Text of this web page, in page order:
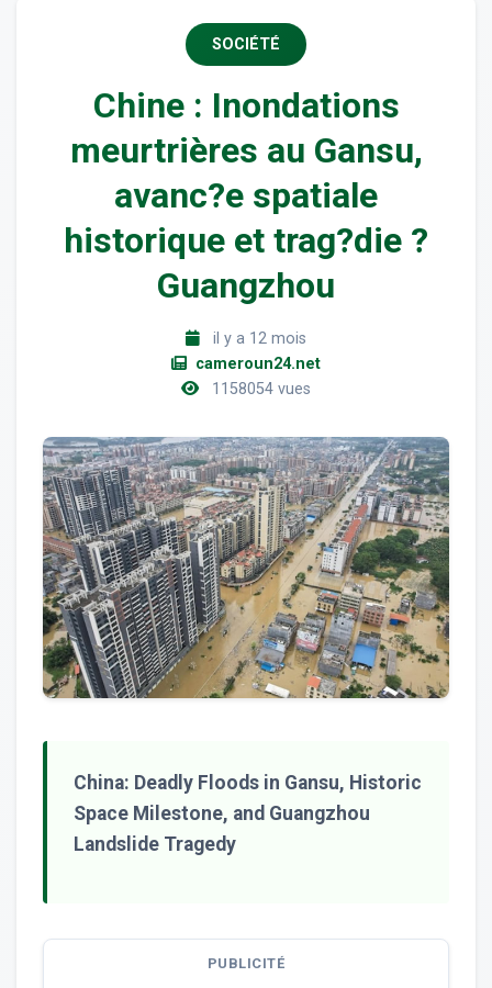
SOCIÉTÉ
Chine : Inondations
meurtrières au Gansu,
avanc?e spatiale
historique et trag?die ?
Guangzhou
il y a 12 mois
cameroun24.net
1158054 vues
China: Deadly Floods in Gansu, Historic
Space Milestone, and Guangzhou
Landslide Tragedy
PUBLICITÉ